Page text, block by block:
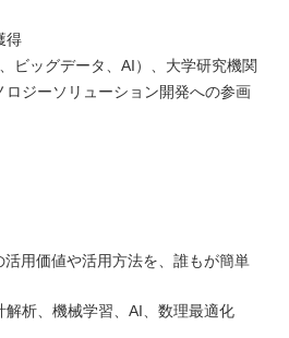
得
ビッグデータ、AI）、大学研究機関
ジーソリューション開発への参画
用価値や活用方法を、誰もが簡単
解析、機械学習、AI、数理最適化